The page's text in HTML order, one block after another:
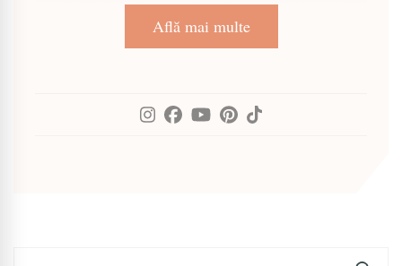
Află mai multe